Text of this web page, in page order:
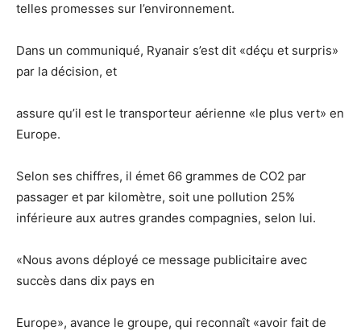
telles promesses sur l’environnement.
Dans un communiqué, Ryanair s’est dit «déçu et surpris»
par la décision, et
assure qu’il est le transporteur aérienne «le plus vert» en
Europe.
Selon ses chiffres, il émet 66 grammes de CO2 par
passager et par kilomètre, soit une pollution 25%
inférieure aux autres grandes compagnies, selon lui.
«Nous avons déployé ce message publicitaire avec
succès dans dix pays en
Europe», avance le groupe, qui reconnaît «avoir fait de